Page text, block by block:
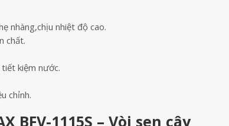
nhàng,chịu nhiệt độ cao.
chất.
kiệm nước.
chỉnh.
BFV-1115S – Vòi sen cây